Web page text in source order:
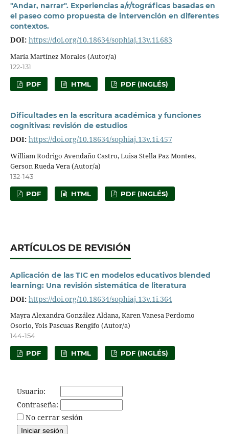
"Andar, narrar". Experiencias a/r/tográficas basadas en
el paseo como propuesta de intervención en diferentes
contextos.
DOI: https://doi.org/10.18634/sophiaj.13v.1i.683
María Martínez Morales (Autor/a)
122-131
PDF HTML PDF (INGLÉS)
Dificultades en la escritura académica y funciones
cognitivas: revisión de estudios
DOI: https://doi.org/10.18634/sophiaj.13v.1i.457
William Rodrigo Avendaño Castro, Luisa Stella Paz Montes,
Gerson Rueda Vera (Autor/a)
132-143
PDF HTML PDF (INGLÉS)
ARTÍCULOS DE REVISIÓN
Aplicación de las TIC en modelos educativos blended
learning: Una revisión sistemática de literatura
DOI: https://doi.org/10.18634/sophiaj.13v.1i.364
Mayra Alexandra González Aldana, Karen Vanesa Perdomo
Osorio, Yois Pascuas Rengifo (Autor/a)
144-154
PDF HTML PDF (INGLÉS)
Usuario:
Contraseña:
No cerrar sesión